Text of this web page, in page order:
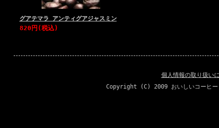
グアテマラ アンティグアジャスミン
820円(税込)
個人情報の取り扱い
Copyright (C) 2009 おいしいコー